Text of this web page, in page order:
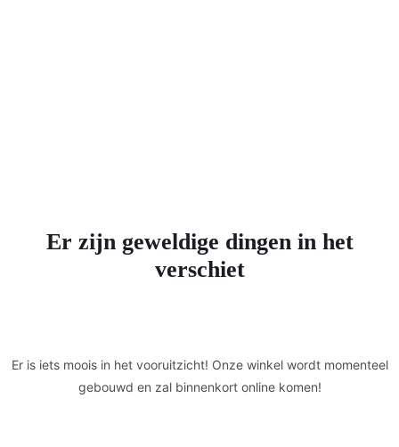
Er zijn geweldige dingen in het
verschiet
Er is iets moois in het vooruitzicht! Onze winkel wordt momenteel
gebouwd en zal binnenkort online komen!